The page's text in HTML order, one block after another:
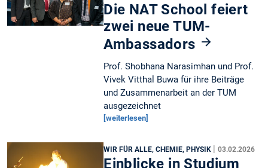
Die NAT School feiert
zwei neue TUM-
Ambassadors
Prof. Shobhana Narasimhan und Prof.
Vivek Vitthal Buwa für ihre Beiträge
und Zusammenarbeit an der TUM
ausgezeichnet
[weiterlesen]
WIR FÜR ALLE, CHEMIE, PHYSIK |03.02.2026
Einblicke in Studium